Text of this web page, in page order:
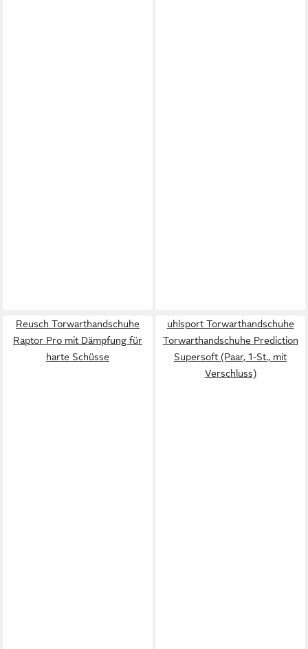
Reusch Torwarthandschuhe
Raptor Pro mit Dämpfung für
harte Schüsse
uhlsport Torwarthandschuhe
Torwarthandschuhe Prediction
Supersoft (Paar, 1-St., mit
Verschluss)